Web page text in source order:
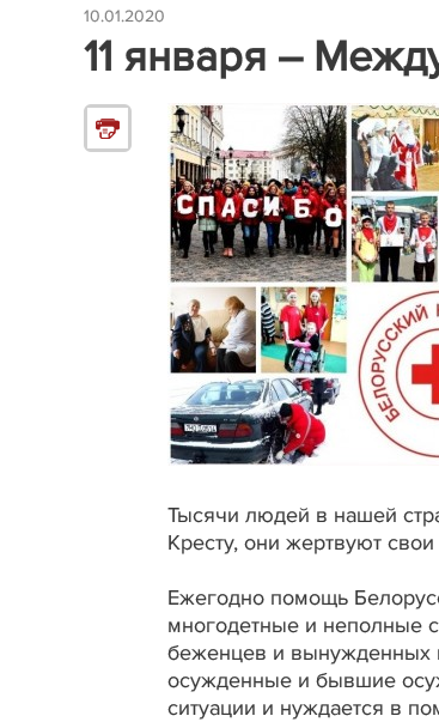
10.01.2020
11 января –
Тысячи людей в нашей
Кресту, они жертвуют
Ежегодно помощь
многодетные и неполные
беженцев и вынужденных
осужденные и бывшие
ситуации и нуждается в